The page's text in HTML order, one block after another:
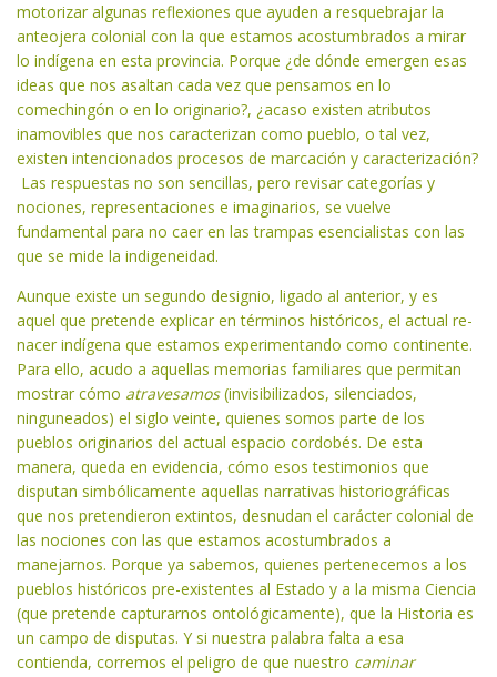
motorizar algunas reflexiones que ayuden a resquebrajar la
anteojera colonial con la que estamos acostumbrados a mirar
lo indígena en esta provincia. Porque ¿de dónde emergen esas
ideas que nos asaltan cada vez que pensamos en lo
comechingón o en lo originario?, ¿acaso existen atributos
inamovibles que nos caracterizan como pueblo, o tal vez,
existen intencionados procesos de marcación y caracterización?
Las respuestas no son sencillas, pero revisar categorías y
nociones, representaciones e imaginarios, se vuelve
fundamental para no caer en las trampas esencialistas con las
que se mide la indigeneidad.
Aunque existe un segundo designio, ligado al anterior, y es
aquel que pretende explicar en términos históricos, el actual re-
nacer indígena que estamos experimentando como continente.
Para ello, acudo a aquellas memorias familiares que permitan
mostrar cómo atravesamos(invisibilizados, silenciados,
ninguneados) el siglo veinte, quienes somos parte de los
pueblos originarios del actual espacio cordobés. De esta
manera, queda en evidencia, cómo esos testimonios que
disputan simbólicamente aquellas narrativas historiográficas
que nos pretendieron extintos, desnudan el carácter colonial de
las nociones con las que estamos acostumbrados a
manejarnos. Porque ya sabemos, quienes pertenecemos a los
pueblos históricos pre-existentes al Estado y a la misma Ciencia
(que pretende capturarnos ontológicamente), que la Historia es
un campo de disputas. Y si nuestra palabra falta a esa
contienda, corremos el peligro de que nuestro caminar